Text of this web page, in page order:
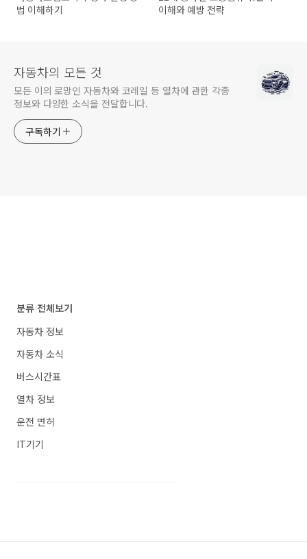
법 이해하기
이해와 예방 전략
자동차의 모든 것
모든 이의 로망인 자동차와 코레일 등 열차에 관한 각종
정보와 다양한 소식을 전달합니다.
구독하기
분류 전체보기
자동차 정보
자동차 소식
버스시간표
열차 정보
운전 면허
IT기기